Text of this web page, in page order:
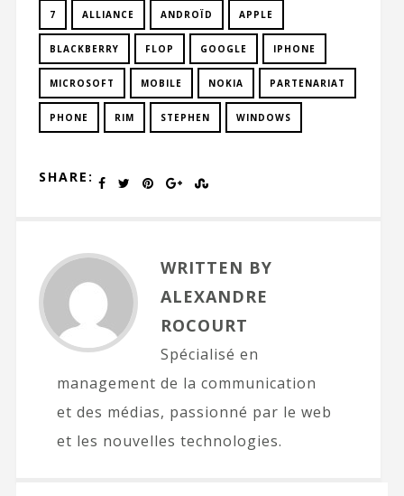
7 ALLIANCE ANDROÏD APPLE
BLACKBERRY FLOP GOOGLE IPHONE
MICROSOFT MOBILE NOKIA PARTENARIAT
PHONE RIM STEPHEN WINDOWS
SHARE:
WRITTEN BY
ALEXANDRE
ROCOURT
Spécialisé en
management de la communication
et des médias, passionné par le web
et les nouvelles technologies.